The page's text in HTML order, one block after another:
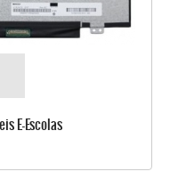
E-Escolas